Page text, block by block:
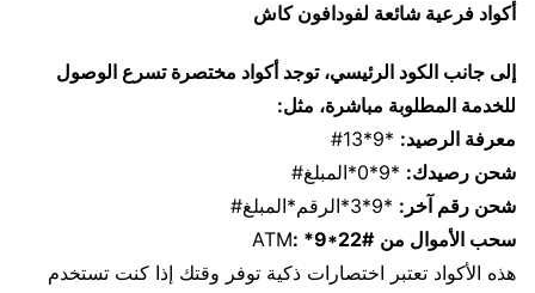
أكواد فرعية شائعة لفودافون كاش
إلى جانب الكود الرئيسي، توجد أكواد مختصرة تسرع الوصول
للخدمة المطلوبة مباشرة، مثل:
معرفة الرصيد: *9*13#
شحن رصيدك: *9*0*المبلغ#
شحن رقم آخر: *9*3*الرقم*المبلغ#
سحب الأموال من ATM
: *9*22#
هذه الأكواد تعتبر اختصارات ذكية توفر وقتك إذا كنت تستخدم